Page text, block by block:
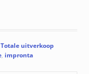
Totale uitverkoop
, impronta